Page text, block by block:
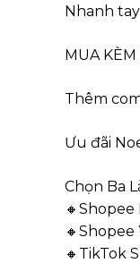
Nhanh
MUA KÈM
Thêm
Ưu đãi
Chọn Ba
🔸Shopee
🔸Shopee
🔸TikTok